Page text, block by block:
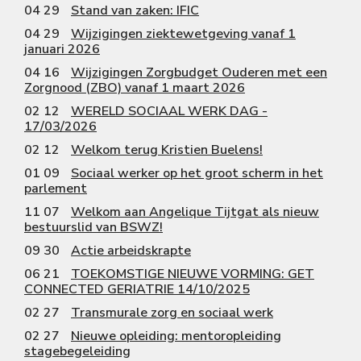
04 29
Stand van zaken: IFIC
04 29
Wijzigingen ziektewetgeving vanaf 1
januari 2026
04 16
Wijzigingen Zorgbudget Ouderen met een
Zorgnood (ZBO) vanaf 1 maart 2026
02 12
WERELD SOCIAAL WERK DAG -
17/03/2026
02 12
Welkom terug Kristien Buelens!
01 09
Sociaal werker op het groot scherm in het
parlement
11 07
Welkom aan Angelique Tijtgat als nieuw
bestuurslid van BSWZ!
09 30
Actie arbeidskrapte
06 21
TOEKOMSTIGE NIEUWE VORMING: GET
CONNECTED GERIATRIE 14/10/2025
02 27
Transmurale zorg en sociaal werk
02 27
Nieuwe opleiding: mentoropleiding
stagebegeleiding